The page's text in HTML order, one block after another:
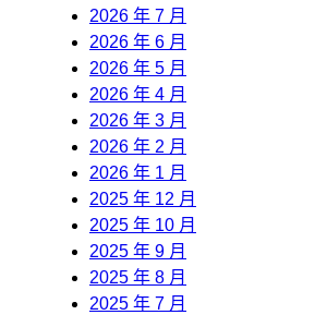
2026 年 7 月
2026 年 6 月
2026 年 5 月
2026 年 4 月
2026 年 3 月
2026 年 2 月
2026 年 1 月
2025 年 12 月
2025 年 10 月
2025 年 9 月
2025 年 8 月
2025 年 7 月